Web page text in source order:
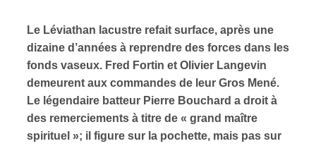
Le Léviathan lacustre refait surface, après une
dizaine d’années à reprendre des forces dans les
fonds vaseux. Fred Fortin et Olivier Langevin
demeurent aux commandes de leur Gros Mené.
Le légendaire batteur Pierre Bouchard a droit à
des remerciements à titre de « grand maître
spirituel »; il figure sur la pochette, mais pas sur